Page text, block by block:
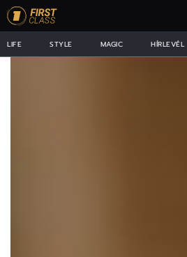
LIFE STYLE MAGIC HÍRLEVÉL